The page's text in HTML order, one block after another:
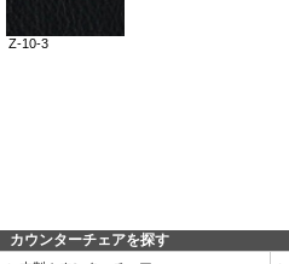
カウンターチェアを探す